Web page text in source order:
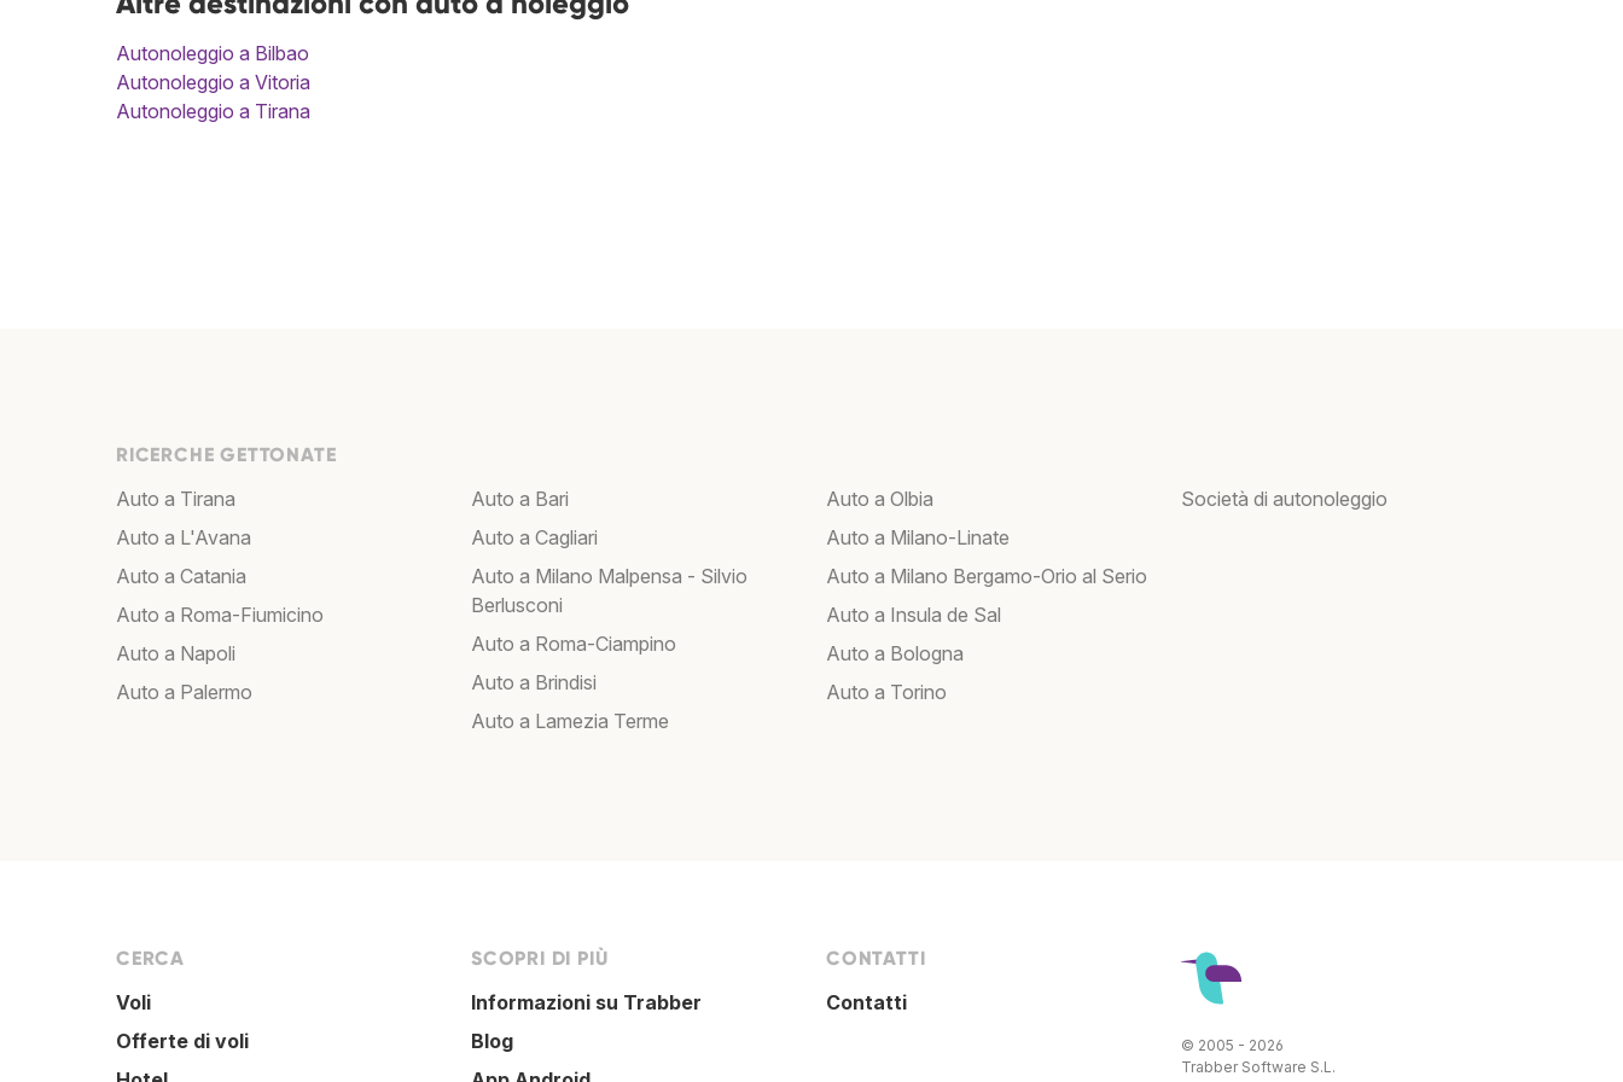
Autonoleggio a Bilbao
Autonoleggio a Vitoria
Autonoleggio a Tirana
RICERCHE GETTONATE
Auto a Tirana
Auto a L'Avana
Auto a Catania
Auto a Roma-Fiumicino
Auto a Napoli
Auto a Palermo
Auto a Bari
Auto a Cagliari
Auto a Milano Malpensa - Silvio
Berlusconi
Auto a Roma-Ciampino
Auto a Brindisi
Auto a Lamezia Terme
Auto a Olbia
Auto a Milano-Linate
Auto a Milano Bergamo-Orio al Serio
Auto a Insula de Sal
Auto a Bologna
Auto a Torino
Società di autonoleggio
CERCA
Voli
Offerte di voli
SCOPRI DI PIÙ
Informazioni su Trabber
Blog
CONTATTI
Contatti
© 2005 - 2026
Trabber Software S.L.